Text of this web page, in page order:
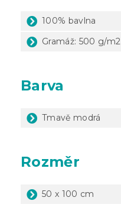
100% bavlna
Gramáž: 500 g/m2
Barva
Tmavě modrá
Rozměr
50 x 100 cm